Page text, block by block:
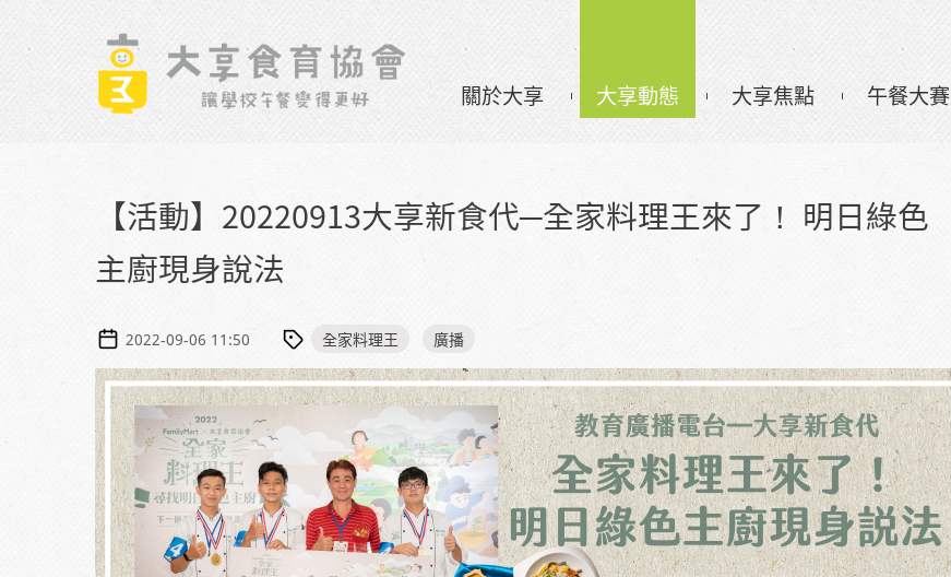
關於大享 大享動態 大享焦點 午餐大賽
【活動】20220913大享新食代─全家料理王來了！ 明日綠色
主廚現身說法
2022-09-06 11:50 全家料理王 廣播